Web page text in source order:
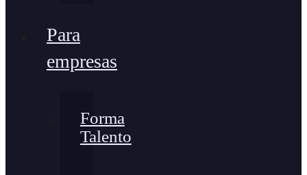
Para
empresas
Forma
Talento